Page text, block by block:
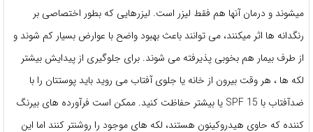
میشوند و درمان آنها هم فقط لیزر است. لیزرهایی که بطور اختصاصی بر
رنگدانه ها اثر میکنند، می توانند باعث بهبود واضح با عوارض بسیار کم شوند و
از طرف بیمار هم بخوبی پذیرفته می شوند. برای جلوگیری از پیدایش بیشتر
لکه ها ، هر وقت بیرون از خانه یا جلوی آفتاب می روید باید پوستتان را با
ضدآفتاب با SPF 15 یا بیشتر حفاظت کنید. ممکن است فرآورده های بیرنگ
کننده که حاوی هیدروکینون هستند، لکه های موجود را روشنتر کنند اما این